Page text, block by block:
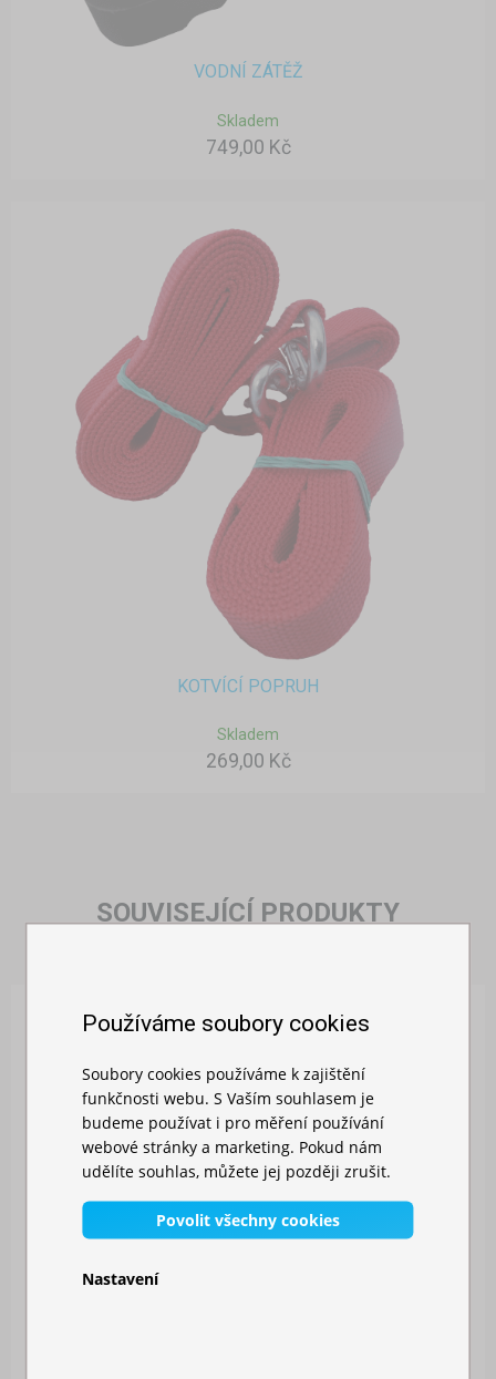
VODNÍ ZÁTĚŽ
Skladem
749,00 Kč
KOTVÍCÍ POPRUH
Skladem
269,00 Kč
SOUVISEJÍCÍ PRODUKTY
Používáme soubory cookies
Soubory cookies používáme k zajištění
funkčnosti webu. S Vaším souhlasem je
budeme používat i pro měření používání
webové stránky a marketing. Pokud nám
udělíte souhlas, můžete jej později zrušit.
Povolit všechny cookies
Nastavení